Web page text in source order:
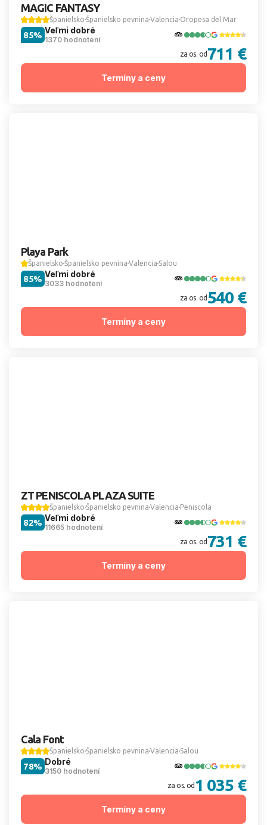
MAGIC FANTASY
Španielsko Španielsko pevnina Valencia Oropesa del Mar
Veľmi dobré
1370 hodnotení
85%
za os. od 711 €
Termíny a ceny
Playa Park
Španielsko Španielsko pevnina Valencia Salou
Veľmi dobré
3033 hodnotení
85%
za os. od 540 €
Termíny a ceny
ZT PENISCOLA PLAZA SUITE
Španielsko Španielsko pevnina Valencia Peniscola
Veľmi dobré
11665 hodnotení
82%
za os. od 731 €
Termíny a ceny
Cala Font
Španielsko Španielsko pevnina Valencia Salou
Dobré
3150 hodnotení
78%
za os. od 1 035 €
Termíny a ceny